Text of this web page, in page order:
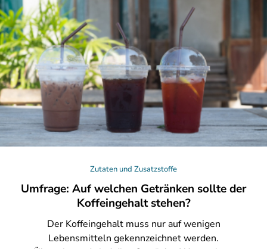
Zutaten und Zusatzstoffe
Umfrage: Auf welchen Getränken sollte der
Koffeingehalt stehen?
DerKoffeingehalt muss nur auf wenigen
Lebensmitteln gekennzeichnet werden.